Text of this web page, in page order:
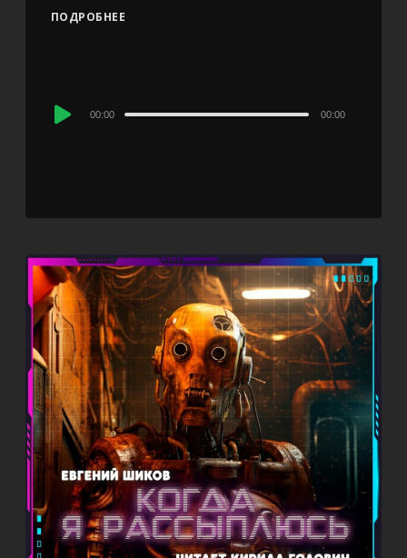
ПОДРОБНЕЕ
Audio
00:00 00:00